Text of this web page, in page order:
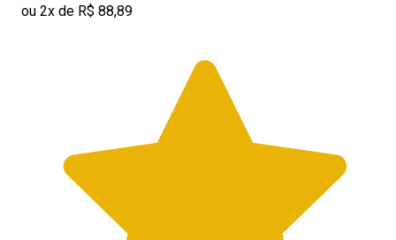
ou 2x de R$ 88,89